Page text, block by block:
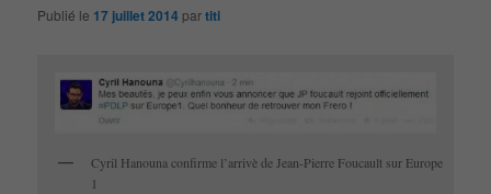
Publié le 17 juillet 2014 partiti
Cyril Hanouna confirme l’arrivè de Jean-Pierre Foucault sur Europe
1